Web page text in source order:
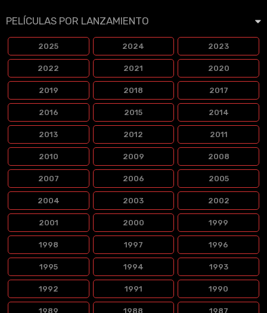
PELÍCULAS POR LANZAMIENTO
2025 2024 2023
2022 2021 2020
2019 2018 2017
2016 2015 2014
2013 2012 2011
2010 2009 2008
2007 2006 2005
2004 2003 2002
2001 2000 1999
1998 1997 1996
1995 1994 1993
1992 1991 1990
1989 1988 1987